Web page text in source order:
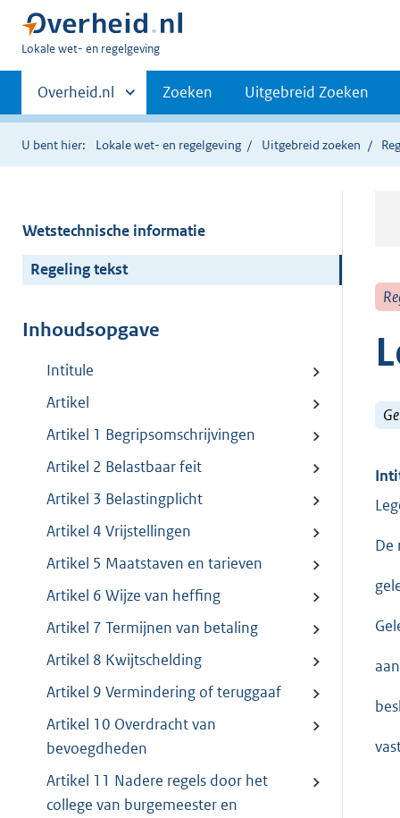
U
hier:
Lokale wet- en regelgeving
Primaire
navigatie
Andere
sites
binnen
Overheid.nl Zoeken Uitgebreid Zoeken
U bent hier: Lokale wet- en regelgeving Uitgebreid zoeken
Wetstechnische informatie
Regeling tekst
Inhoudsopgave
Intitule
Artikel
Artikel 1 Begripsomschrijvingen
Artikel 2 Belastbaar feit
Artikel 3 Belastingplicht
Artikel 4 Vrijstellingen
Artikel 5 Maatstaven en tarieven
Artikel 6 Wijze van heffing
Artikel 7 Termijnen van betaling
Artikel 8 Kwijtschelding
Artikel 9 Vermindering of teruggaaf
Artikel 10 Overdracht van
bevoegdheden
Artikel 11 Nadere regels door het
college van burgemeester en
De